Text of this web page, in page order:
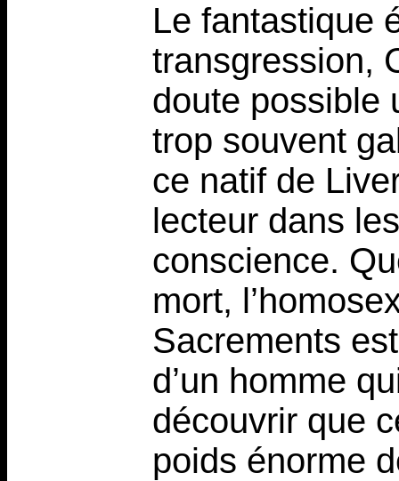
Le fantastique
transgression,
doute possible
trop souvent
ce natif de
lecteur dans
conscience.
mort,
Sacrements
d’un homme
découvrir que
poids énorme